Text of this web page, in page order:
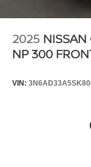
2025 NISSAN
NP 300
VIN: